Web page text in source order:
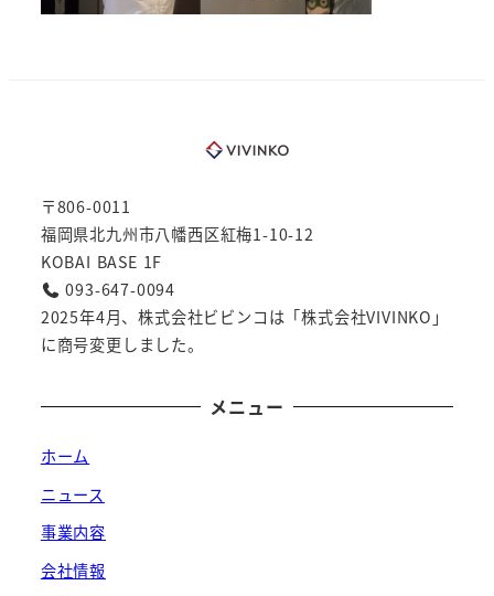
〒806-0011
福岡県北九州市八幡西区紅梅1-10-12
KOBAI BASE 1F
093-647-0094
2025年4月、株式会社ビビンコは「株式会社VIVINKO」
に商号変更しました。
メニュー
ホーム
ニュース
事業内容
会社情報